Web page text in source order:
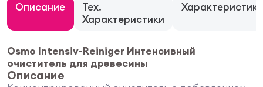
Описание
Тех.
Характеристики
Характеристики
Osmo Intensiv-Reiniger Интенсивный
очиститель для древесины
Описание